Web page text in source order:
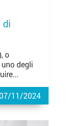
di
o
degli
11/2024